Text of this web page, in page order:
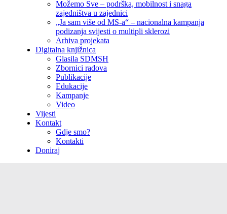
Možemo Sve – podrška, mobilnost i snaga
zajedništva u zajednici
„Ja sam više od MS-a“ – nacionalna kampanja
podizanja svijesti o multipli sklerozi
Arhiva projekata
Digitalna knjižnica
Glasila SDMSH
Zbornici radova
Publikacije
Edukacije
Kampanje
Video
Vijesti
Kontakt
Gdje smo?
Kontakti
Doniraj